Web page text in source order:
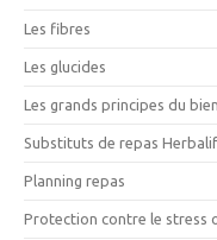
Les fibres
Les glucides
Les grands principes du
Substituts de repas
Planning repas
Protection contre le stress